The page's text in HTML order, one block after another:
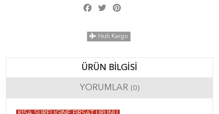
Facebook
Twitter
Hızlı Kargo
ÜRÜN BILGISI
YORUMLAR (0)